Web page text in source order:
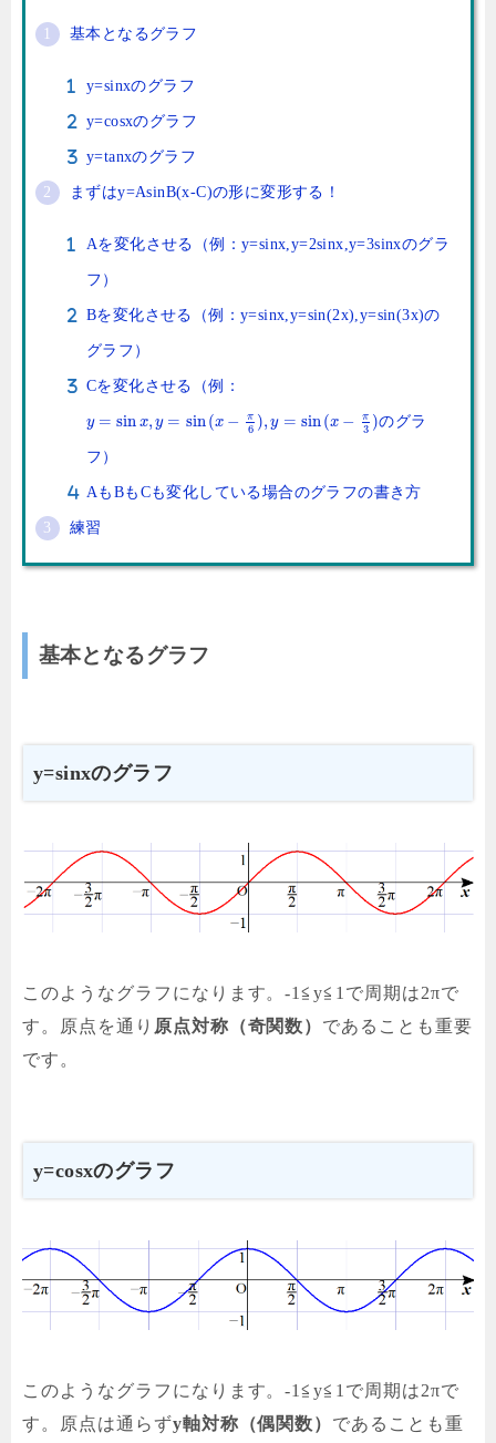
基本となるグラフ
y=sinxのグラフ
y=cosxのグラフ
y=tanxのグラフ
まずはy=AsinB(x-C)の形に変形する！
Aを変化させる（例：y=sinx,y=2sinx,y=3sinxのグラ
フ）
Bを変化させる（例：y=sinx,y=sin(2x),y=sin(3x)の
グラフ）
Cを変化させる（例：
y = sin x, y = sin (x − π
6 ), y = sin(x − π
3 )のグラ
フ）
AもBもCも変化している場合のグラフの書き方
練習
基本となるグラフ
y=sinxのグラフ
このようなグラフになります。-1≦y≦1で周期は2πで
す。原点を通り 原点対称（奇関数） であることも重要
です。
y=cosxのグラフ
このようなグラフになります。-1≦y≦1で周期は2πで
す。原点は通らずy軸対称（偶関数） であることも重